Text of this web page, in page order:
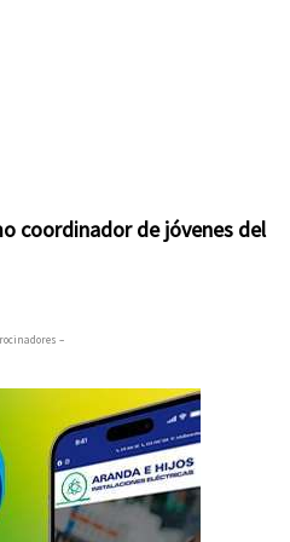
coordinador de jóvenes del
–